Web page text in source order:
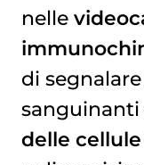
nelle
di
sanguinanti
delle